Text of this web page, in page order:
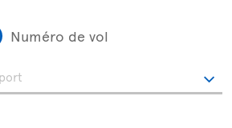
Numéro de vol